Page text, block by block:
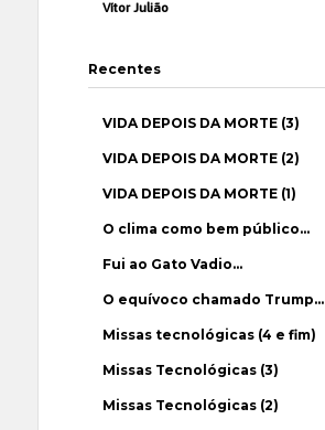
Vítor Julião
Recentes
VIDA DEPOIS DA MORTE (3)
VIDA DEPOIS DA MORTE (2)
VIDA DEPOIS DA MORTE (1)
O clima como bem público…
Fui ao Gato Vadio…
O equívoco chamado Trump…
Missas tecnológicas (4 e fim)
Missas Tecnológicas (3)
Missas Tecnológicas (2)